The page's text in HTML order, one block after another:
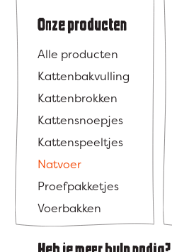
Onze producten
Alle producten
Kattenbakvulling
Kattenbrokken
Kattensnoepjes
Kattenspeeltjes
Natvoer
Proefpakketjes
Voerbakken